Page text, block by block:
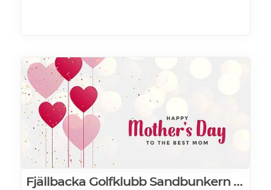
Fjällbacka Golfklubb Sandbunkern Bistro